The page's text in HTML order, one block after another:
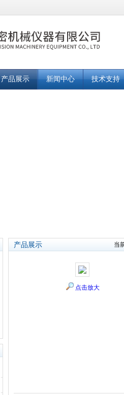
产品展示 新闻中心 技术支持
产品展示 当
点击放大